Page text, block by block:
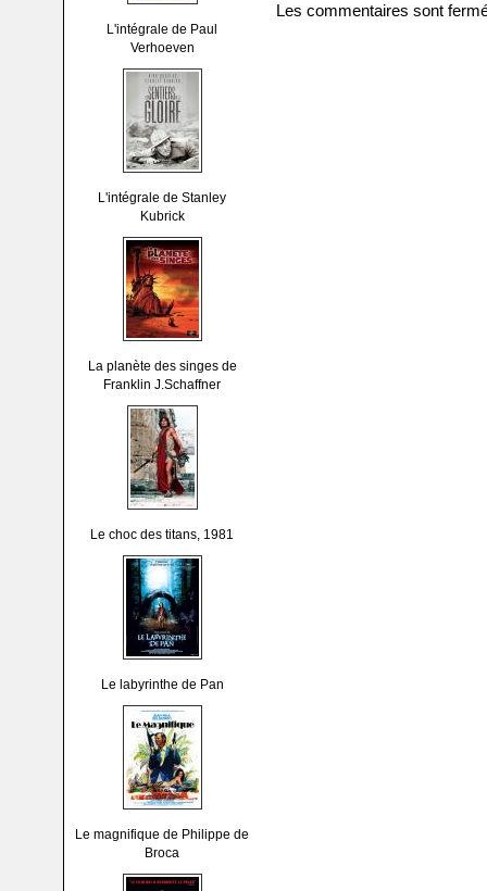
L'intégrale de Paul
Verhoeven
L'intégrale de Stanley
Kubrick
La planète des singes de
Franklin J.Schaffner
Le choc des titans, 1981
Le labyrinthe de Pan
Le magnifique de Philippe de
Broca
Les commentaires sont